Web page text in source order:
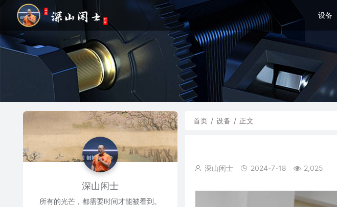
设备
首页 / 设备 / 正文
深山闲士 2024-7-18 2,025
深山闲士
所有的光芒，都需要时间才能被看到。